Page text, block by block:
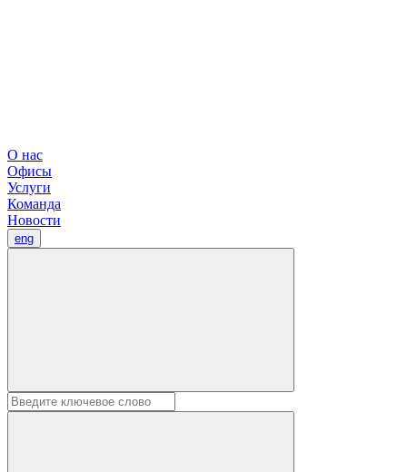
О нас
Офисы
Услуги
Команда
Новости
eng